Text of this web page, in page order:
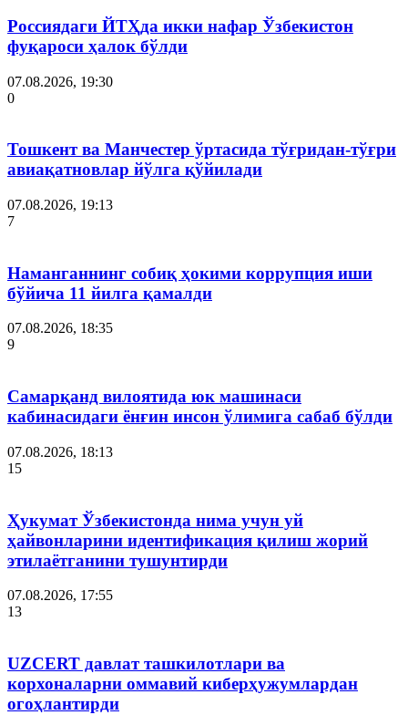
Россиядаги ЙТҲда икки нафар Ўзбекистон
фуқароси ҳалок бўлди
07.08.2026, 19:30
0
Тошкент ва Манчестер ўртасида тўғридан-тўғри
авиақатновлар йўлга қўйилади
07.08.2026, 19:13
7
Наманганнинг собиқ ҳокими коррупция иши
бўйича 11 йилга қамалди
07.08.2026, 18:35
9
Самарқанд вилоятида юк машинаси
кабинасидаги ёнғин инсон ўлимига сабаб бўлди
07.08.2026, 18:13
15
Ҳукумат Ўзбекистонда нима учун уй
ҳайвонларини идентификация қилиш жорий
этилаётганини тушунтирди
07.08.2026, 17:55
13
UZCERT давлат ташкилотлари ва
корхоналарни оммавий киберҳужумлардан
огоҳлантирди